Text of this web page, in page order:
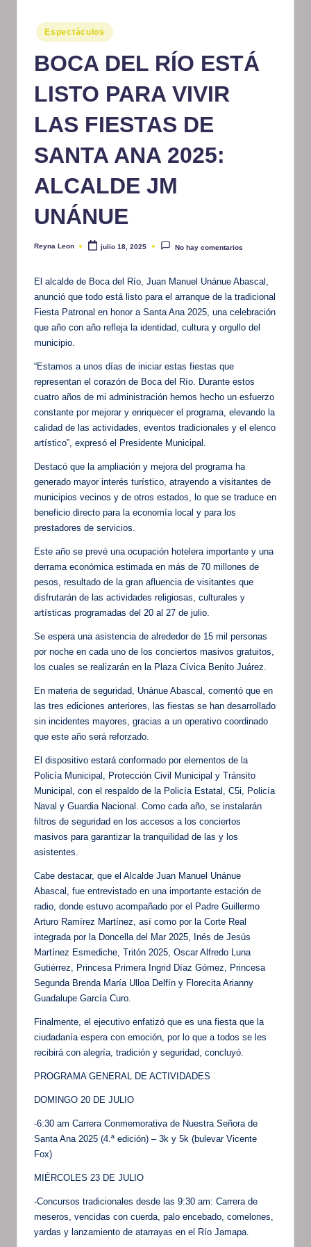
m
at
iv
o
Publicado
en
Espectáculos
BOCA DEL RÍO ESTÁ
LISTO PARA VIVIR
LAS FIESTAS DE
SANTA ANA 2025:
ALCALDE JM
UNÁNUE
Publicado
Reyna Leon julio 18, 2025 No hay comentarios
El alcalde de Boca del Río, Juan Manuel Unánue Abascal,
anunció que todo está listo para el arranque de la tradicional
Fiesta Patronal en honor a Santa Ana 2025, una celebración
que año con año refleja la identidad, cultura y orgullo del
municipio.
“Estamos a unos días de iniciar estas fiestas que
representan el corazón de Boca del Río. Durante estos
cuatro años de mi administración hemos hecho un esfuerzo
constante por mejorar y enriquecer el programa, elevando la
calidad de las actividades, eventos tradicionales y el elenco
artístico”, expresó el Presidente Municipal.
Destacó que la ampliación y mejora del programa ha
generado mayor interés turístico, atrayendo a visitantes de
municipios vecinos y de otros estados, lo que se traduce en
beneficio directo para la economía local y para los
prestadores de servicios.
Este año se prevé una ocupación hotelera importante y una
derrama económica estimada en más de 70 millones de
pesos, resultado de la gran afluencia de visitantes que
disfrutarán de las actividades religiosas, culturales y
artísticas programadas del 20 al 27 de julio.
Se espera una asistencia de alrededor de 15 mil personas
por noche en cada uno de los conciertos masivos gratuitos,
los cuales se realizarán en la Plaza Cívica Benito Juárez.
En materia de seguridad, Unánue Abascal, comentó que en
las tres ediciones anteriores, las fiestas se han desarrollado
sin incidentes mayores, gracias a un operativo coordinado
que este año será reforzado.
El dispositivo estará conformado por elementos de la
Policía Municipal, Protección Civil Municipal y Tránsito
Municipal, con el respaldo de la Policía Estatal, C5i, Policía
Naval y Guardia Nacional. Como cada año, se instalarán
filtros de seguridad en los accesos a los conciertos
masivos para garantizar la tranquilidad de las y los
asistentes.
Cabe destacar, que el Alcalde Juan Manuel Unánue
Abascal, fue entrevistado en una importante estación de
radio, donde estuvo acompañado por el Padre Guillermo
Arturo Ramírez Martínez, así como por la Corte Real
integrada por la Doncella del Mar 2025, Inés de Jesús
Martínez Esmediche, Tritón 2025, Oscar Alfredo Luna
Gutiérrez, Princesa Primera Ingrid Díaz Gómez, Princesa
Segunda Brenda María Ulloa Delfín y Florecita Arianny
Guadalupe García Curo.
Finalmente, el ejecutivo enfatizó que es una fiesta que la
ciudadanía espera con emoción, por lo que a todos se les
recibirá con alegría, tradición y seguridad, concluyó.
PROGRAMA GENERAL DE ACTIVIDADES
DOMINGO 20 DE JULIO
-6:30 am Carrera Conmemorativa de Nuestra Señora de
Santa Ana 2025 (4.ª edición) – 3k y 5k (bulevar Vicente
Fox)
MIÉRCOLES 23 DE JULIO
-Concursos tradicionales desde las 9:30 am: Carrera de
meseros, vencidas con cuerda, palo encebado, comelones,
yardas y lanzamiento de atarrayas en el Río Jamapa.